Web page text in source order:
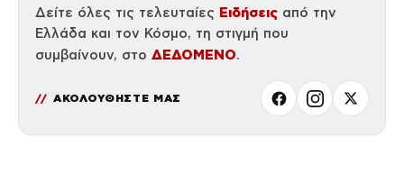
Δείτε όλες τις τελευταίες Ειδήσεις από την
Ελλάδα και τον Κόσμο, τη στιγμή που
συμβαίνουν, στο ΔΕΔΟΜΕΝΟ.
ΑΚΟΛΟΥΘΗΣΤΕ ΜΑΣ